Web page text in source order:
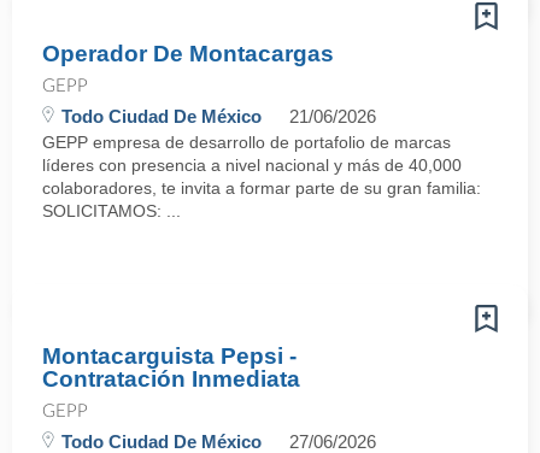
Operador De Montacargas
GEPP
Todo Ciudad De México 21/06/2026
GEPP empresa de desarrollo de portafolio de marcas
líderes con presencia a nivel nacional y más de 40,000
colaboradores, te invita a formar parte de su gran familia:
SOLICITAMOS: ...
Montacarguista Pepsi -
Contratación Inmediata
GEPP
Todo Ciudad De México 27/06/2026